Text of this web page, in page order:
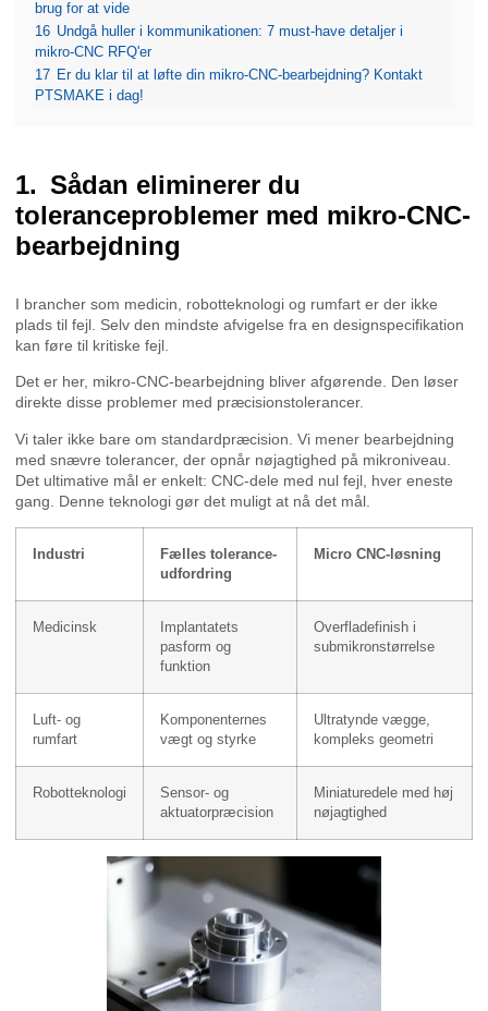
brug for at vide
16 Undgå huller i kommunikationen: 7 must-have detaljer i
mikro-CNC RFQ'er
17 Er du klar til at løfte din mikro-CNC-bearbejdning? Kontakt
PTSMAKE i dag!
Sådan eliminerer du
toleranceproblemer med mikro-CNC-
bearbejdning
I brancher som medicin, robotteknologi og rumfart er der ikke
plads til fejl. Selv den mindste afvigelse fra en designspecifikation
kan føre til kritiske fejl.
Det er her, mikro-CNC-bearbejdning bliver afgørende. Den løser
direkte disse problemer med præcisionstolerancer.
Vi taler ikke bare om standardpræcision. Vi mener bearbejdning
med snævre tolerancer, der opnår nøjagtighed på mikroniveau.
Det ultimative mål er enkelt: CNC-dele med nul fejl, hver eneste
gang. Denne teknologi gør det muligt at nå det mål.
Industri
Fælles tolerance-
udfordring
Micro CNC-løsning
Medicinsk
Implantatets
pasform og
funktion
Overfladefinish i
submikronstørrelse
Luft- og
rumfart
Komponenternes
vægt og styrke
Ultratynde vægge,
kompleks geometri
Robotteknologi
Sensor- og
aktuatorpræcision
Miniaturedele med høj
nøjagtighed